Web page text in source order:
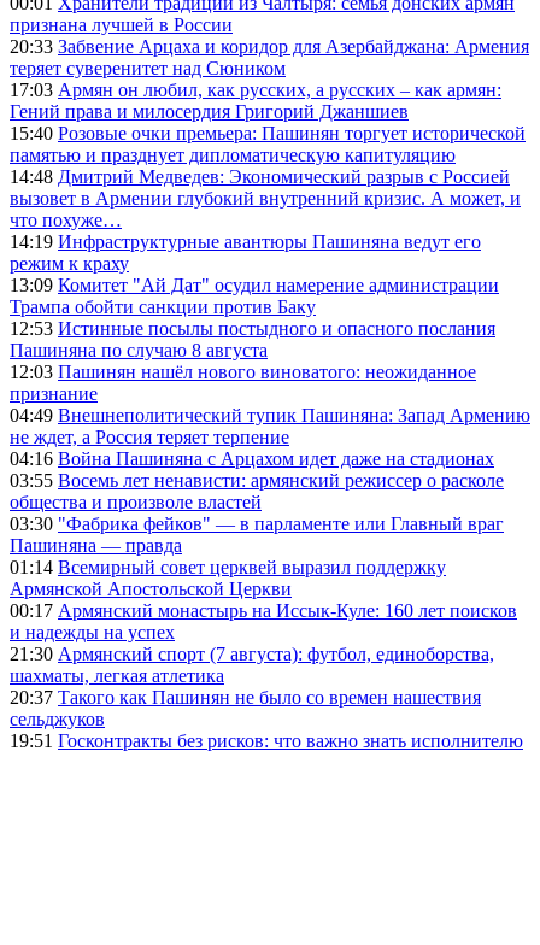
признана лучшей в России
20:33 Забвение Арцаха и коридор для Азербайджана: Армения
теряет суверенитет над Сюником
17:03 Армян он любил, как русских, а русских – как армян:
Гений права и милосердия Григорий Джаншиев
15:40 Розовые очки премьера: Пашинян торгует исторической
памятью и празднует дипломатическую капитуляцию
14:48 Дмитрий Медведев: Экономический разрыв с Россией
вызовет в Армении глубокий внутренний кризис. А может, и
что похуже…
14:19 Инфраструктурные авантюры Пашиняна ведут его
режим к краху
13:09 Комитет "Ай Дат" осудил намерение администрации
Трампа обойти санкции против Баку
12:53 Истинные посылы постыдного и опасного послания
Пашиняна по случаю 8 августа
12:03 Пашинян нашёл нового виноватого: неожиданное
признание
04:49 Внешнеполитический тупик Пашиняна: Запад Армению
не ждет, а Россия теряет терпение
04:16 Война Пашиняна с Арцахом идет даже на стадионах
03:55 Восемь лет ненависти: армянский режиссер о расколе
общества и произволе властей
03:30 "Фабрика фейков" — в парламенте или Главный враг
Пашиняна — правда
01:14 Всемирный совет церквей выразил поддержку
Армянской Апостольской Церкви
00:17 Армянский монастырь на Иссык-Куле: 160 лет поисков
и надежды на успех
21:30 Армянский спорт (7 августа): футбол, единоборства,
шахматы, легкая атлетика
20:37 Такого как Пашинян не было со времен нашествия
сельджуков
19:51 Госконтракты без рисков: что важно знать исполнителю